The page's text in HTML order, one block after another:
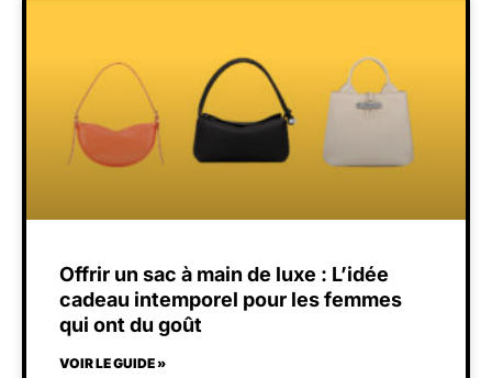
Offrir un sac à main de luxe : L’idée
cadeau intemporel pour les femmes
qui ont du goût
VOIR LE GUIDE »